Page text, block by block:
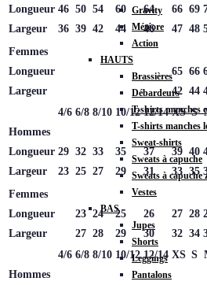
Gravity
Météore
Action
HAUTS
Brassières
Débardeurs
T-shirts manches
T-shirts manches
Sweat-shirts
Sweats à capuche
Sweats à capuche
Vestes
BAS
Jupes
Shorts
Leggings
Pantalons
Longueur 46 50 54 60 64 66 69
Largeur
36 39 42 44 46 47 48
Femmes
Longueur
65 66
Largeur
42 44
4/6 6/8 8/10 10/12 12/14 XS S
Hommes
Longueur 29 32 33 35 37 39 40
Largeur
23 25 27 29 31 33 35
Femmes
Longueur
23 24 25 26 27 28
Largeur
27 28 29 30 32 34
4/6 6/8 8/10 10/12 12/14 XS S
Hommes